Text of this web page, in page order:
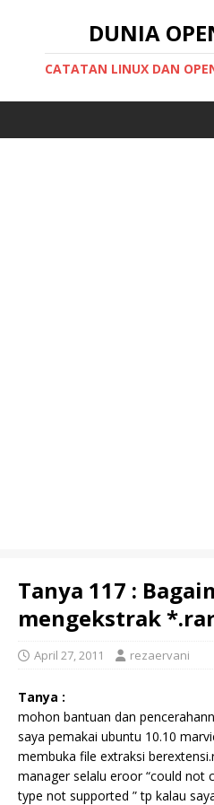
DUNIA
CATATAN LINUX DAN
Tanya 117 :
mengekstrak
April 27, 2011 rezaervani
Tanya :
mohon bantuan dan
saya pemakai ubuntu 10.10
membuka file extraksi
manager selalu eroor “could not
type not supported ” tp kalau